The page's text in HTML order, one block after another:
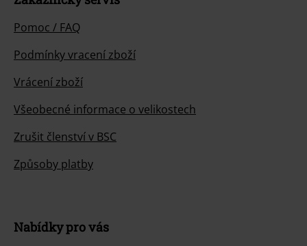
Pomoc / FAQ
Podmínky vracení zboží
Vrácení zboží
Všeobecné informace o velikostech
Zrušit členství v BSC
Způsoby platby
Nabídky pro vás